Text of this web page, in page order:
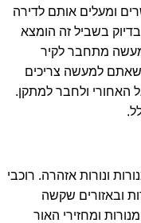
ומעלים אותם לדירה
בשביל זה הומצא
מתחבר לקיר
שאתם למעשה צריכים
האחורי ולחבר למתקן.
ונורות אזהרה. רוכבי
ובאזורים שקשה
ומחזירי האור